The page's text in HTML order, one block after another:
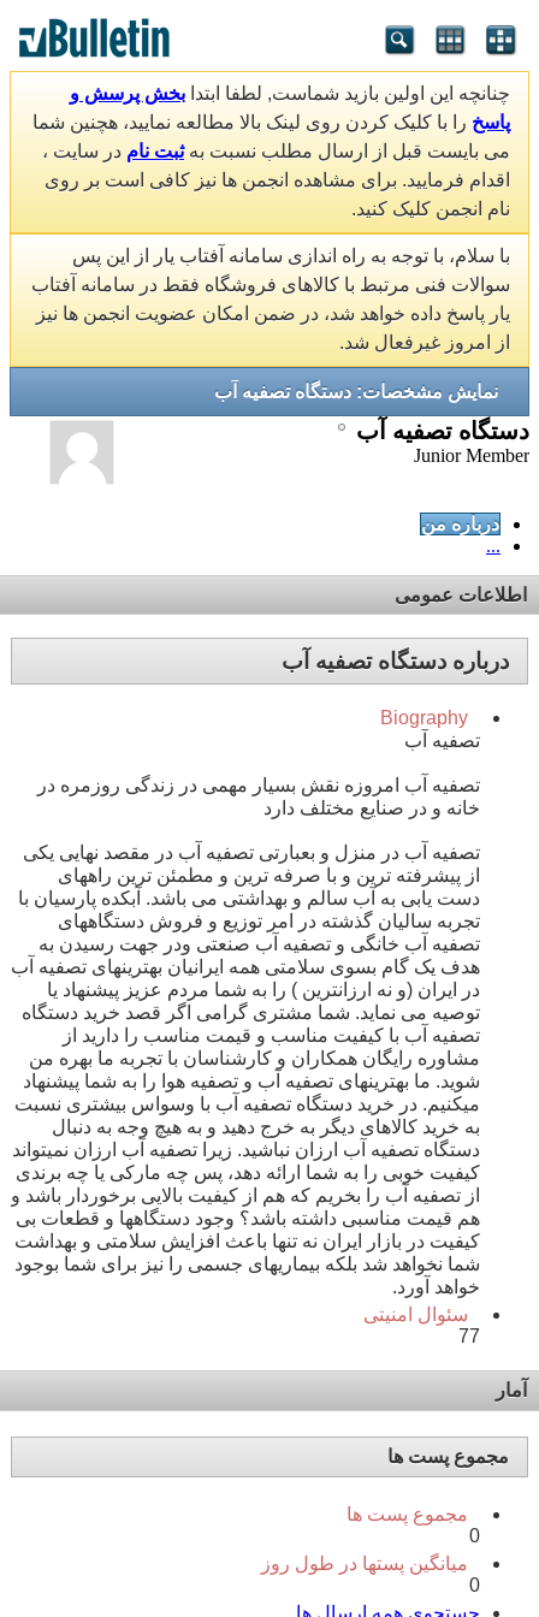
چنانچه این اولین بازید شماست, لطفا ابتدا بخش پرسش و
پاسخ را با کلیک کردن روی لینک بالا مطالعه نمایید، هچنین شما
می بایست قبل از ارسال مطلب نسبت بهثبت نام در سایت ،
اقدام فرمایید. برای مشاهده انجمن ها نیز کافی است بر روی
نام انجمن کلیک کنید.
با سلام، با توجه به راه اندازی سامانه آفتاب یار از این پس
سوالات فنی مرتبط با کالاهای فروشگاه فقط در سامانه آفتاب
یار پاسخ داده خواهد شد، در ضمن امکان عضویت انجمن ها نیز
از امروز غیرفعال شد.
نمایش مشخصات: دستگاه تصفیه آب
دستگاه تصفیه آب
Junior Member
درباره من
...
اطلاعات عمومی
درباره دستگاه تصفیه آب
Biography
تصفیه آب
تصفیه آب امروزه نقش بسیار مهمی در زندگی روزمره در
خانه و در صنایع مختلف دارد
تصفیه آب در منزل و بعبارتی تصفیه آب در مقصد نهایی یکی
از پیشرفته ترین و با صرفه ترین و مطمئن ترین راههای
دست یابی به آب سالم و بهداشتی می باشد. آبکده پارسیان با
تجربه سالیان گذشته در امر توزیع و فروش دستگاههای
تصفیه آب خانگی و تصفیه آب صنعتی ودر جهت رسیدن به
هدف یک گام بسوی سلامتی همه ایرانیان بهترینهای تصفیه آب
در ایران (و نه ارزانترین ) را به شما مردم عزیز پیشنهاد یا
توصیه می نماید. شما مشتری گرامی اگر قصد خرید دستگاه
تصفیه آب با کیفیت مناسب و قیمت مناسب را دارید از
مشاوره رایگان همکاران و کارشناسان با تجربه ما بهره من
شوید. ما بهترینهای تصفیه آب و تصفیه هوا را به شما پیشنهاد
میکنیم. در خرید دستگاه تصفیه آب با وسواس بیشتری نسبت
به خرید کالاهای دیگر به خرج دهید و به هیچ وجه به دنبال
دستگاه تصفیه آب ارزان نباشید. زیرا تصفیه آب ارزان نمیتواند
کیفیت خوبی را به شما ارائه دهد، پس چه مارکی یا چه برندی
از تصفیه آب را بخریم که هم از کیفیت بالایی برخوردار باشد و
هم قیمت مناسبی داشته باشد؟ وجود دستگاهها و قطعات بی
کیفیت در بازار ایران نه تنها باعث افزایش سلامتی و بهداشت
شما نخواهد شد بلکه بیماریهای جسمی را نیز برای شما بوجود
خواهد آورد.
سئوال امنیتی
77
آمار
مجموع پست ها
مجموع پست ها
0
میانگین پستها در طول روز
0
جستجوی همه ارسال ها